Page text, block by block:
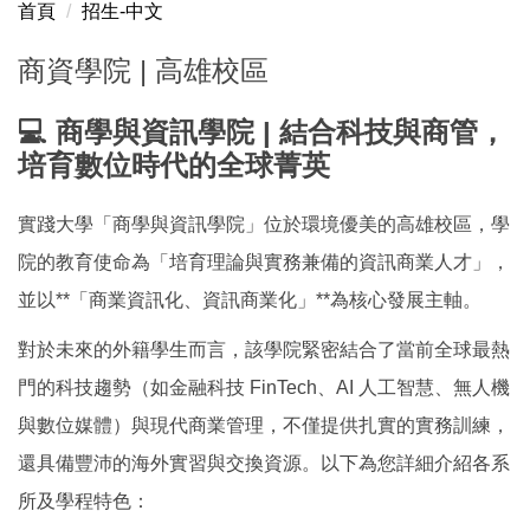
商資學院 高雄校區
College of Business and Information Kaohsiung
Campus
首頁 招生-中文
商資學院 | 高雄校區
💻 商學與資訊學院 | 結合科技與商管，
培育數位時代的全球菁英
實踐大學「商學與資訊學院」位於環境優美的高雄校區，學
院的教育使命為「培育理論與實務兼備的資訊商業人才」，
並以**「商業資訊化、資訊商業化」**為核心發展主軸。
對於未來的外籍學生而言，該學院緊密結合了當前全球最熱
門的科技趨勢（如金融科技 FinTech、AI 人工智慧、無人機
與數位媒體）與現代商業管理，不僅提供扎實的實務訓練，
還具備豐沛的海外實習與交換資源。以下為您詳細介紹各系
所及學程特色：